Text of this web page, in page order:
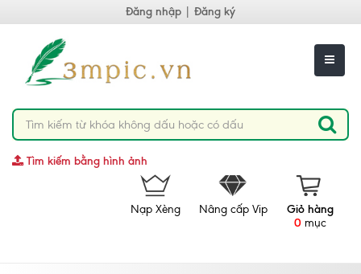
Đăng nhập Đăng ký
Tìm kiếm bằng hình ảnh
Giỏ hàng
0 mục
Nâng cấp Vip
Nạp Xèng